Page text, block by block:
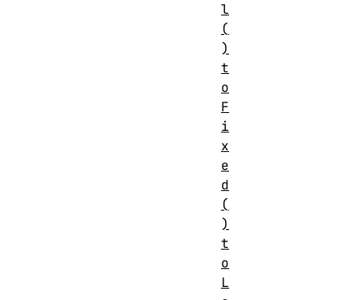
l
(
)
t
o
F
i
x
e
d
(
)
t
o
L